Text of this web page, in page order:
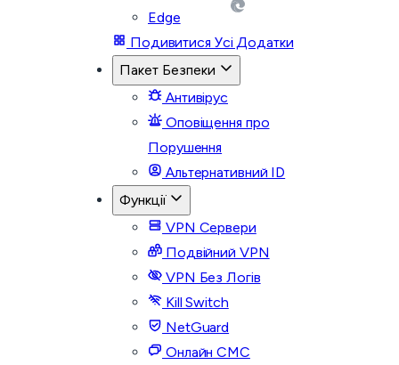
Edge
Подивитися Усі Додатки
Пакет Безпеки
Антивірус
Оповіщення про
Порушення
Альтернативний ID
Функції
VPN Сервери
Подвійний VPN
VPN Без Логів
Kill Switch
NetGuard
Онлайн СМС